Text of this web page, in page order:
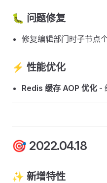
🐛 问题修复
修复编辑部门时子节点
⚡ 性能优化
Redis 缓存 AOP 优化 -
🎯 2022.04.18
✨ 新增特性